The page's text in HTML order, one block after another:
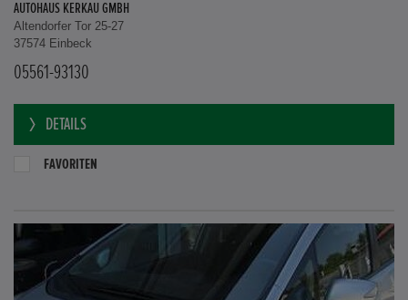
AUTOHAUS KERKAU GMBH
Altendorfer Tor 25-27
37574 Einbeck
05561-93130
DETAILS
FAVORITEN